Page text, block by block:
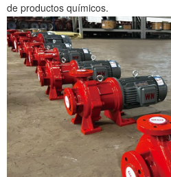
de productos químicos.